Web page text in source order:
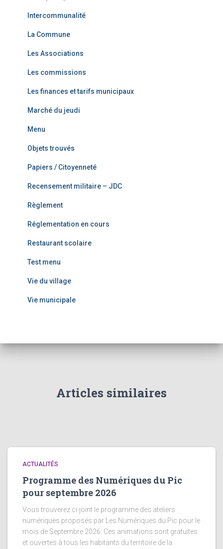
Intercommunalité
La Commune
Les Associations
Les commissions
Les finances et tarifs municipaux
Marché du jeudi
Menu
Objets trouvés
Papiers / Citoyenneté
Recensement militaire – JDC
Règlement
Réglementation en cours
Restaurant scolaire
Test menu
Vie du village
Vie municipale
Articles similaires
ACTUALITÉS
Programme des Numériques du Pic
pour septembre 2026
Vous trouverez ci-joint le programme des ateliers
numériques proposés par Les Numériques du Pic pour le
mois de Septembre 2026. Ces animations sont gratuites
et ouvertes à tous les habitants du territoire de la